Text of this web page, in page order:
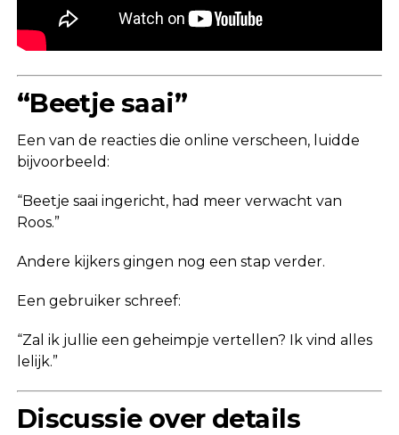
“Beetje saai”
Een van de reacties die online verscheen, luidde
bijvoorbeeld:
“Beetje saai ingericht, had meer verwacht van
Roos.”
Andere kijkers gingen nog een stap verder.
Een gebruiker schreef:
“Zal ik jullie een geheimpje vertellen? Ik vind alles
lelijk.”
Discussie over details